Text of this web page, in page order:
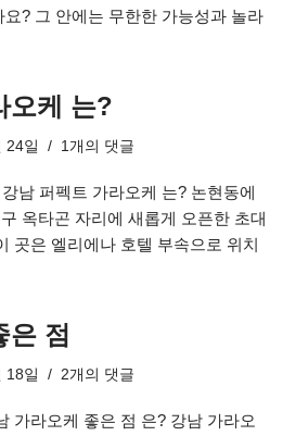
? 그 안에는 무한한 가능성과 놀라
오케 는?
24일 1개의 댓글
남 퍼펙트 가라오케 는? 논현동에
옥타곤 자리에 새롭게 오픈한 초대
곳은 엘리에나 호텔 부속으로 위치
은 점
18일 2개의 댓글
가라오케 좋은 점 은? 강남 가라오